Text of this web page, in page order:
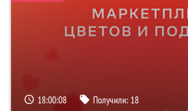
18:00:07 Получили: 18